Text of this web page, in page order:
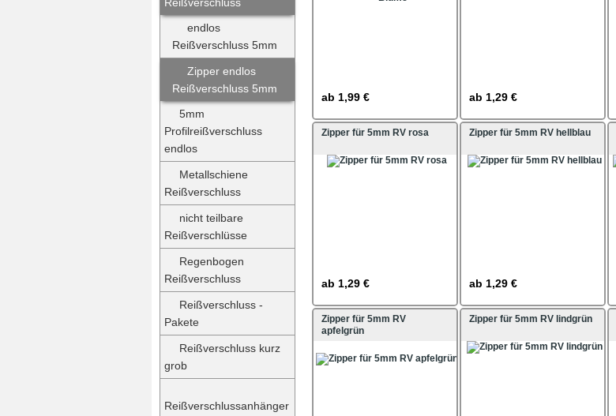
endlos
Reißverschluss 5mm
Zipper endlos
Reißverschluss 5mm
5mm
Profilreißverschluss
endlos
Metallschiene
Reißverschluss
nicht teilbare
Reißverschlüsse
Regenbogen
Reißverschluss
Reißverschluss -
Pakete
Reißverschluss kurz
grob
Reißverschlussanhänger
ab 1,99 € ab 1,29 €
Zipper für 5mm RV rosa
ab 1,29 €
Zipper für 5mm RV hellblau
ab 1,29 €
Zipper für 5mm RV
apfelgrün
Zipper für 5mm RV lindgrün